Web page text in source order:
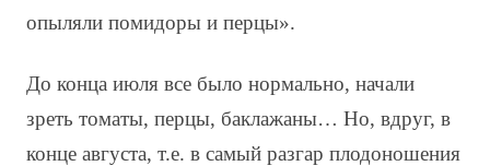
опыляли помидоры и перцы».
До конца июля все было нормально, начали
зреть томаты, перцы, баклажаны… Но, вдруг, в
конце августа, т.е. в самый разгар плодоношения